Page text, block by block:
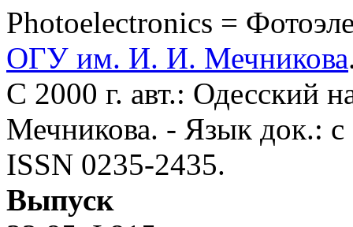
Photoelectroniсs =
ОГУ им. И. И. Мечникова
С 2000 г. авт.: Одесский
Мечникова. - Язык док.: с
ISSN 0235-2435.
Выпуск